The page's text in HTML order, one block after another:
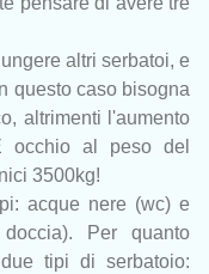
altri serbatoi, e
questo caso bisogna
altrimenti l'aumento
occhio al peso del
3500kg!
acque nere (wc) e
Per quanto
tipi di serbatoio: